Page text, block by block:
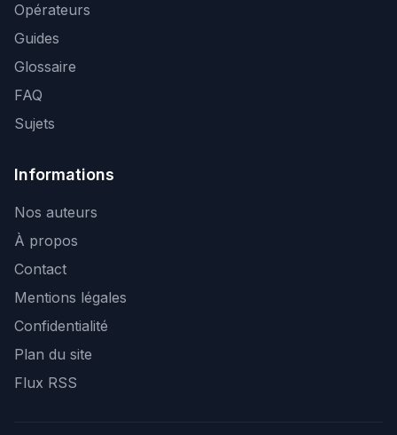
Opérateurs
Guides
Glossaire
FAQ
Sujets
Informations
Nos auteurs
À propos
Contact
Mentions légales
Confidentialité
Plan du site
Flux RSS